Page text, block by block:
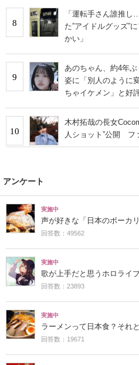
8
「運転手さん誰推
た”アイドルグッズ”
かい」
9
あのちゃん、約4年
姿に「別人のように
ちゃイケメン」と好
10
木村拓哉の長女
人ショット”公開 フ
アンケート
実施中
声が好きな「日本のボーカ
回答数：49562
実施中
歌が上手だと思うホロライ
回答数：23893
実施中
ラーメンって日本食？それ
回答数：19671